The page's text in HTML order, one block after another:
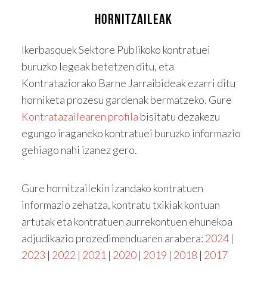
HORNITZAILEAK
Ikerbasquek Sektore Publikoko kontratuei
buruzko legeak betetzen ditu, eta
Kontrataziorako Barne Jarraibideak ezarri ditu
horniketa prozesu gardenak bermatzeko. Gure
Kontratazailearen profila bisitatu dezakezu
egungo iraganeko kontratuei buruzko informazio
gehiago nahi izanez gero.
Gure hornitzailekin izandako kontratuen
informazio zehatza, kontratu txikiak kontuan
artutak eta kontratuen aurrekontuen ehunekoa
adjudikazio prozedimenduaren arabera: 2024|
2023 | 2022 | 2021 | 2020 | 2019 | 2018 | 2017